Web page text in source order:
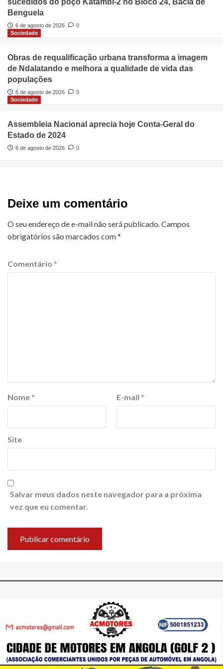
sucedidos do poço Katambi-2 no Bloco 24, Bacia de
Benguela
6 de agosto de 2026
0
Sociedade
Obras de requalificação urbana transforma a imagem
de Ndalatando e melhora a qualidade de vida das
populações
6 de agosto de 2026
0
Sociedade
Assembleia Nacional aprecia hoje Conta-Geral do
Estado de 2024
6 de agosto de 2026 0
Deixe um comentário
O seu endereço de e-mail não será publicado.Campos
obrigatórios são marcados com*
Comentário *
Nome * E-mail *
Site
Salvar meus dados neste navegador para a próxima
vez que eu comentar.